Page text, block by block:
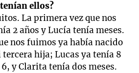
ellos?
La primera vez que nos
2 años y Lucía tenía meses.
nos fuimos ya había nacido
hija; Lucas ya tenía 8
y Clarita tenía dos meses.